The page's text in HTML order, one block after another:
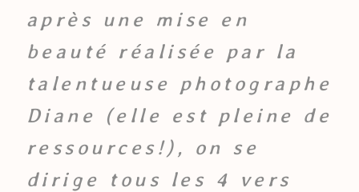
après une mise en
beauté réalisée par la
talentueuse photographe
Diane (elle est pleine de
ressources!), on se
dirige tous les 4 vers